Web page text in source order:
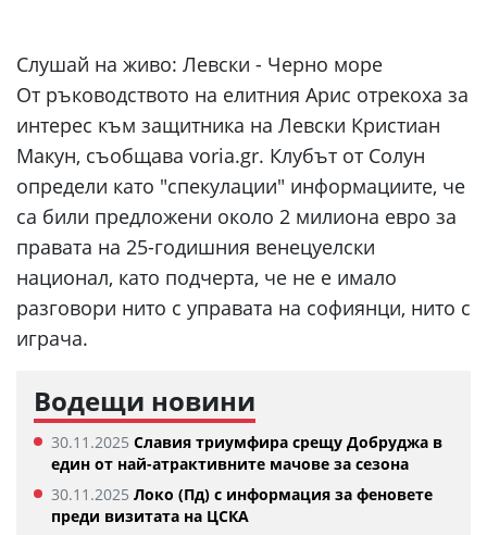
Слушай на живо: Левски - Черно море
От ръководството на елитния Арис отрекоха за
интерес към защитника на Левски Кристиан
Макун, съобщава voria.gr. Клубът от Солун
определи като "спекулации" информациите, че
са били предложени около 2 милиона евро за
правата на 25-годишния венецуелски
национал, като подчерта, че не е имало
разговори нито с управата на софиянци, нито с
играча.
Водещи новини
30.11.2025 Славия триумфира срещу Добруджа в
един от най-атрактивните мачове за сезона
30.11.2025 Локо (Пд) с информация за феновете
преди визитата на ЦСКА